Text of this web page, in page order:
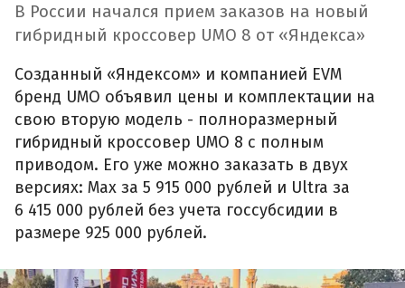
В России начался прием заказов на новый
гибридный кроссовер UMO 8 от «Яндекса»
Созданный «Яндексом» и компанией EVM
бренд UMO объявил цены и комплектации на
свою вторую модель - полноразмерный
гибридный кроссовер UMO 8 с полным
приводом. Его уже можно заказать в двух
версиях: Max за 5 915 000 рублей и Ultra за
6 415 000 рублей без учета госсубсидии в
размере 925 000 рублей.